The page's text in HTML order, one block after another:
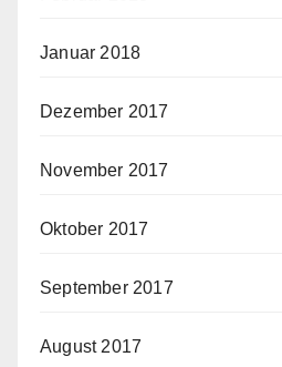
Januar 2018
Dezember 2017
November 2017
Oktober 2017
September 2017
August 2017